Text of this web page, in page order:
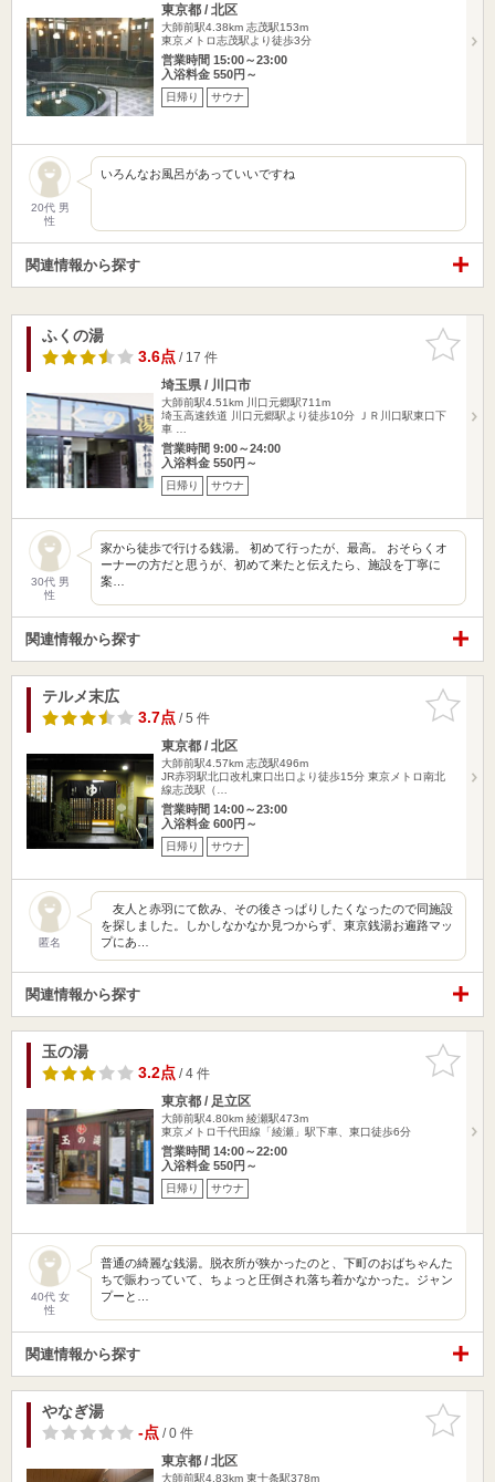
東京都 / 北区
大師前駅4.38km 志茂駅153m
東京メトロ志茂駅より徒歩3分
営業時間 15:00～23:00
入浴料金 550円～
日帰り サウナ
20代 男
性
いろんなお風呂があっていいですね
関連情報から探す
お気に入
りに追加
ふくの湯
3.6点/ 17 件
埼玉県 / 川口市
大師前駅4.51km
川口元郷駅711m
埼玉高速鉄道 川口元郷駅より徒歩10分 ＪＲ川口駅東口下
車 …
営業時間 9:00～24:00
入浴料金 550円～
日帰り サウナ
30代 男
性
家から徒歩で行ける銭湯。 初めて行ったが、最高。 おそらくオ
ーナーの方だと思うが、初めて来たと伝えたら、施設を丁寧に
案…
関連情報から探す
お気に入
りに追加
テルメ末広
3.7点/ 5 件
東京都 / 北区
大師前駅4.57km 志茂駅496m
JR赤羽駅北口改札東口出口より徒歩15分 東京メトロ南北
線志茂駅（…
営業時間 14:00～23:00
入浴料金 600円～
日帰り サウナ
匿名
友人と赤羽にて飲み、その後さっぱりしたくなったので同施設
を探しました。しかしなかなか見つからず、東京銭湯お遍路マッ
プにあ…
関連情報から探す
お気に入
りに追加
玉の湯
3.2点/ 4 件
東京都 / 足立区
大師前駅4.80km 綾瀬駅473m
東京メトロ千代田線「綾瀬」駅下車、東口徒歩6分
営業時間 14:00～22:00
入浴料金 550円～
日帰り サウナ
40代 女
性
普通の綺麗な銭湯。脱衣所が狭かったのと、下町のおばちゃんた
ちで賑わっていて、ちょっと圧倒され落ち着かなかった。ジャン
プーと…
関連情報から探す
お気に入
りに追加
やなぎ湯
-点/ 0 件
東京都 / 北区
大師前駅4.83km 東十条駅378m